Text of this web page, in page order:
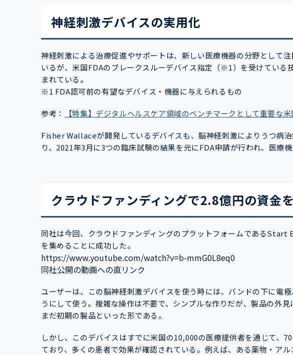
神経刺激デバイスの実用化
神経刺激による治療促進やサポートは、新しい医療機器の分野として
いるが、米国FDAのブレークスルーデバイス指定（※1）を受けている
まれている。
※1 FDA認可前の有望なデバイス・機器に与えられるもの
参考： 【特集】デジタルヘルスケア領域のベンチマークとして重要な
Fisher Wallaceが開発しているデバイスも、脳神経刺激によりうつ病
り、2021年3月に3つの臨床試験の結果を元にFDA申請が行われ、医療
クラウドファンディングで2.8億円の資金
同社は今回、クラウドファンディングのプラットフォームであるStart
を集めることに成功した。
https://www.youtube.com/watch?v=b-mmG0L8eq0
同社公開の動画への直リンク
ユーザーは、この脳神経刺激デバイスを使う時には、バンドの下に電
うにして使う。複雑な操作は不要で、シンプルな作りだが、製品の外見
まだ初期の製品といった形である。
しかし、このデバイスはすでに米国の10,000の医療提供者を通じて、
ており、多くの患者で効果が確認されている。例えば、ある薬物・ア